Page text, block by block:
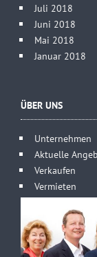
Juli 2018
Juni 2018
Mai 2018
Januar 2018
ÜBER UNS
Unternehmen
Aktuelle
Verkaufen
Vermieten